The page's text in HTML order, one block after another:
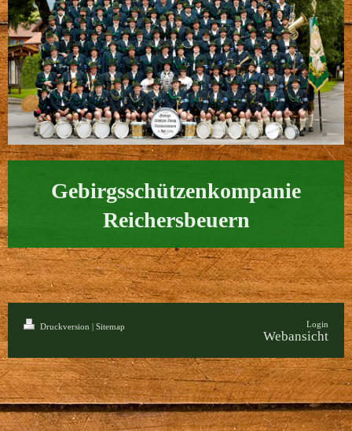
Gebirgsschützenkompanie
Reichersbeuern
Druckversion | Sitemap Login
Webansicht